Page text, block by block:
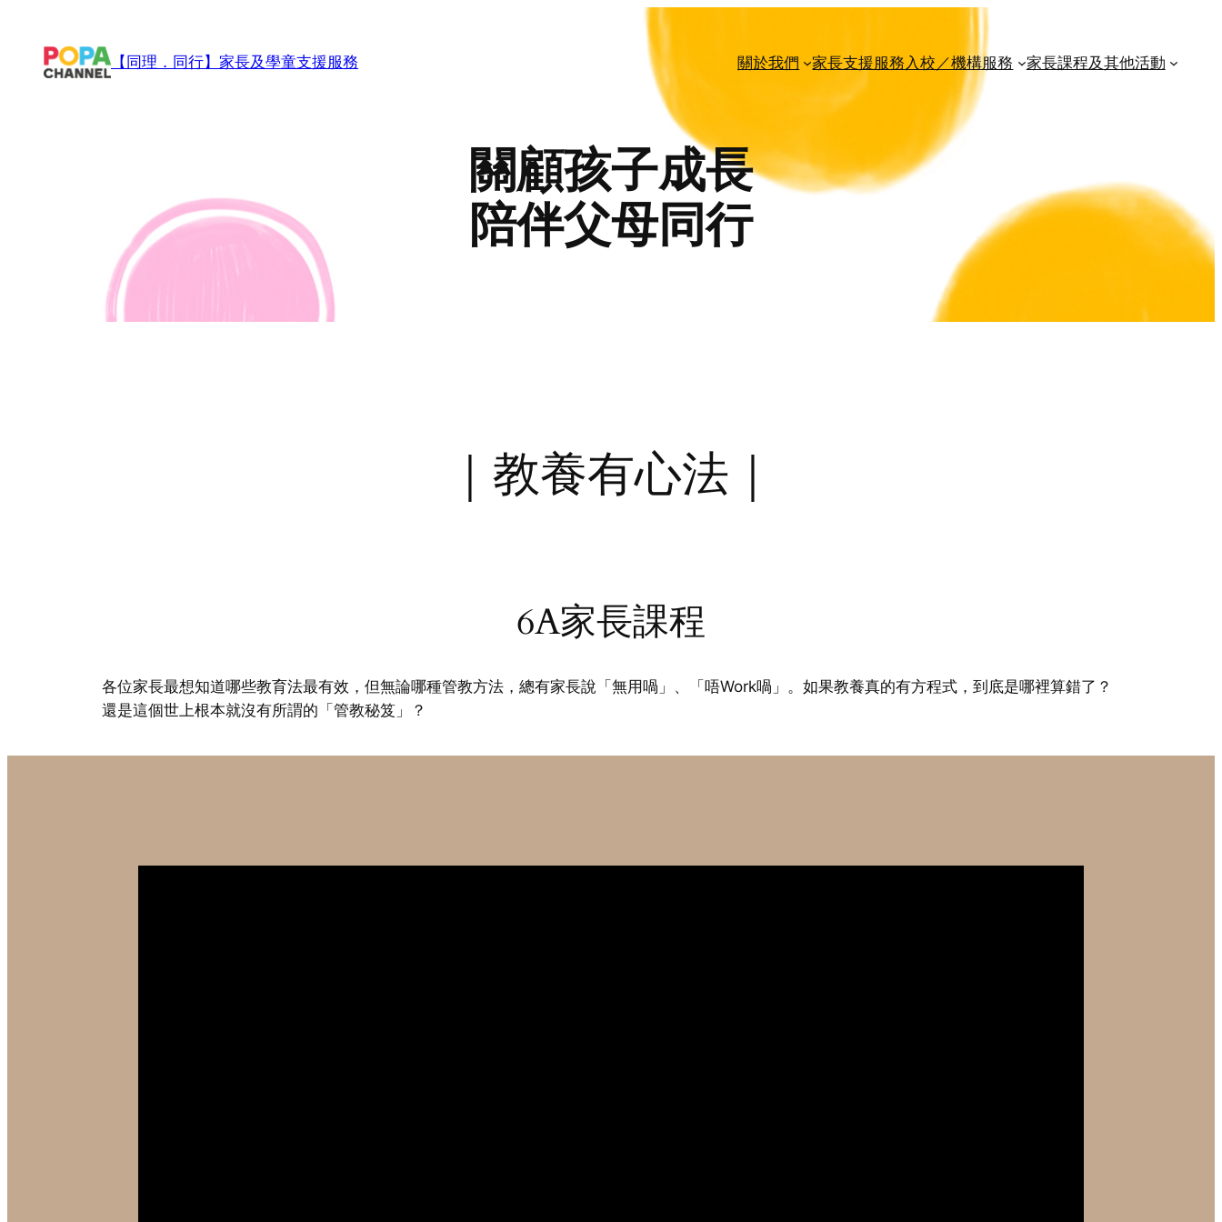
content
【同理．同行】家長及學童支援服務 關於我們 家長支援服務 入校／機構服務 家長課程及其他活動
關顧孩子成長
陪伴父母同行
｜教養有心法｜
6A家長課程
各位家長最想知道哪些教育法最有效，但無論哪種管教方法，總有家長說「無用喎」、「唔Work喎」。如果教養真的有方程式，到底是哪裡算錯了？
還是這個世上根本就沒有所謂的「管教秘笈」？